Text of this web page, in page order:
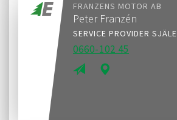
FRANZENS MOTOR AB
Peter Franzén
SERVICE PROVIDER
0660-102 45